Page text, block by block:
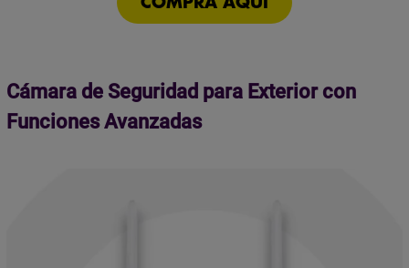
Funciones Avanzadas